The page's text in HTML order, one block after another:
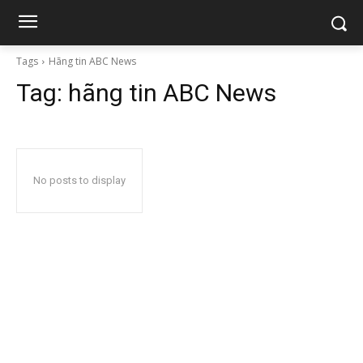
Tags Hãng tin ABC News
Tag: hãng tin ABC News
No posts to display